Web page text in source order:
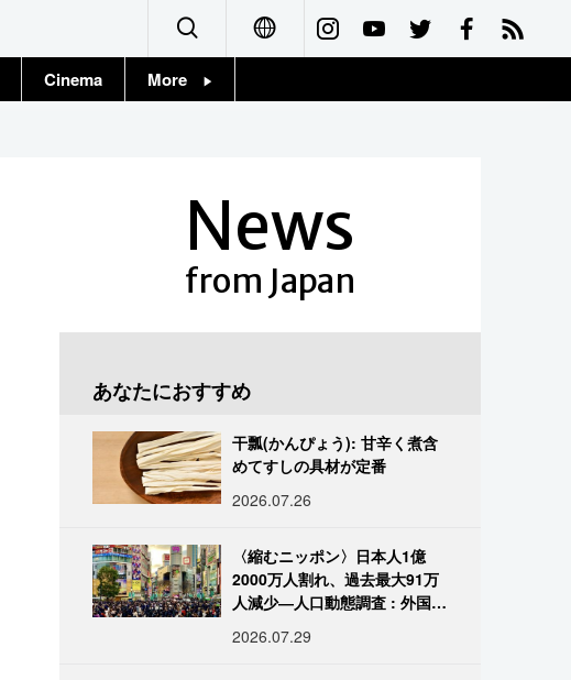
Français
Cinema More
News
from Japan
あなたにおすすめ
干瓢(かんぴょう): 甘辛く煮含
めてすしの具材が定番
2026.07.26
〈縮むニッポン〉日本人1億
2000万人割れ、過去最大91万
人減少―人口動態調査 : 外国人
2026.07.29